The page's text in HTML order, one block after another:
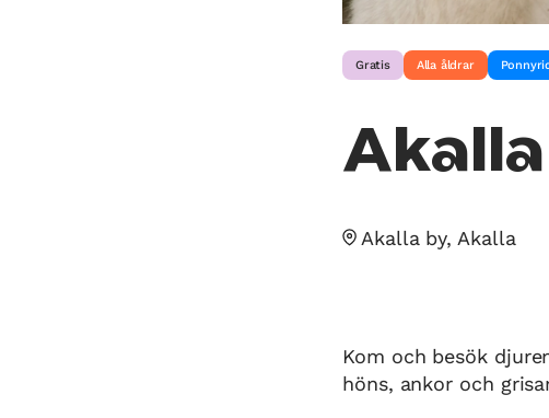
Gratis Alla åldrar
Akalla by, Akalla
Kom och besök
höns, ankor och